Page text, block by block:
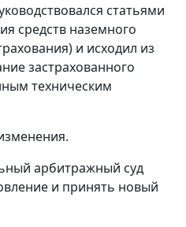
статьями
средств наземного
и исходил из
застрахованного
техническим
арбитражный суд
и принять новый